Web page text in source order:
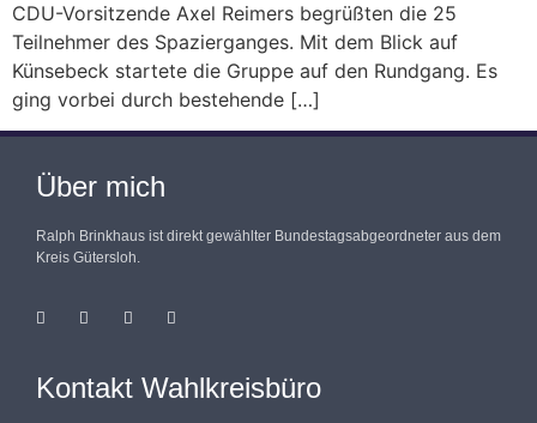
CDU-Vorsitzende Axel Reimers begrüßten die 25
Teilnehmer des Spazierganges. Mit dem Blick auf
Künsebeck startete die Gruppe auf den Rundgang. Es
ging vorbei durch bestehende […]
Über mich
Ralph Brinkhaus ist direkt gewählter Bundestagsabgeordneter aus dem
Kreis Gütersloh.
Kontakt Wahlkreisbüro